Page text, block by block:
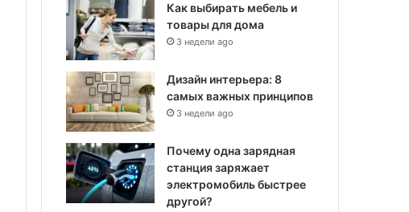
Как выбирать мебель и
товары для дома
3 недели ago
Дизайн интерьера: 8
самых важных принципов
3 недели ago
Почему одна зарядная
станция заряжает
электромобиль быстрее
другой?